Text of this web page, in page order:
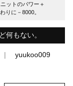
ットのパワー＋
りに－8000。
何もない。
yuukoo009